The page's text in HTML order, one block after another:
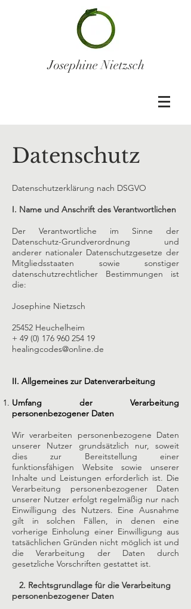
Josephine Nietzsch
Datenschutz
Datenschutzerklärung nach DSGVO
I. Name und Anschrift des Verantwortlichen
Der Verantwortliche im Sinne der
Datenschutz-Grundverordnung und
anderer nationaler Datenschutzgesetze der
Mitgliedsstaaten sowie sonstiger
datenschutzrechtlicher Bestimmungen ist
die:
Josephine Nietzsch
25452 Heuchelheim
+ 49 (0) 176 960 254 19
healingcodes@online.de
II. Allgemeines zur Datenverarbeitung
Umfang der Verarbeitung
personenbezogener Daten
Wir verarbeiten personenbezogene Daten
unserer Nutzer grundsätzlich nur, soweit
dies zur Bereitstellung einer
funktionsfähigen Website sowie unserer
Inhalte und Leistungen erforderlich ist. Die
Verarbeitung personenbezogener Daten
unserer Nutzer erfolgt regelmäßig nur nach
Einwilligung des Nutzers. Eine Ausnahme
gilt in solchen Fällen, in denen eine
vorherige Einholung einer Einwilligung aus
tatsächlichen Gründen nicht möglich ist und
die Verarbeitung der Daten durch
gesetzliche Vorschriften gestattet ist.
2. Rechtsgrundlage für die Verarbeitung
personenbezogener Daten